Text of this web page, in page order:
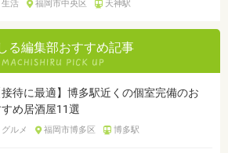
生活 福岡市中央区 天神駅
る編集部おすすめ記事
接待に最適】博多駅近くの個室完備のお
め居酒屋11選
グルメ 福岡市博多区 博多駅